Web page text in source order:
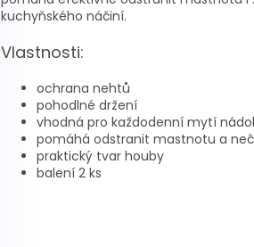
kuchyňského náčiní.
Vlastnosti:
ochrana nehtů
pohodlné držení
vhodná pro každodenní mytí
pomáhá odstranit mastnotu a
praktický tvar houby
balení 2 ks